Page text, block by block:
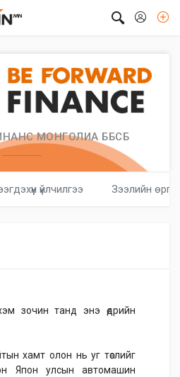
МОНГОЛИА ББСБ
үйлчилгээ Зээлийн
зочин танд энэ өдрийн
хамт олон нь уг төслийг
Япон улсын автомашин